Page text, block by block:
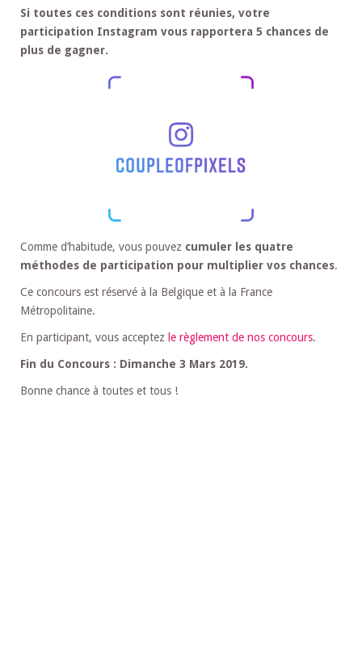
Si toutes ces conditions sont réunies, votre
participation Instagram vous rapportera 5 chances de
plus de gagner.
Comme d’habitude, vous pouvez cumuler les quatre
méthodes de participation pour multiplier vos chances.
Ce concours est réservé à la Belgique et à la France
Métropolitaine.
En participant, vous acceptez le règlement de nos concours.
Fin du Concours : Dimanche 3 Mars 2019.
Bonne chance à toutes et tous !